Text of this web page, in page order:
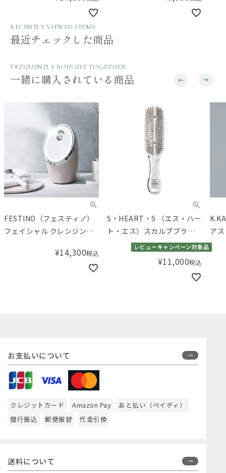
RECENTLY VIEWED ITEMS
最近チェックした商品
FREQUENTLY BOUGHT TOGETHER
一緒に購入されている商品
FESTINO（フェスティノ）
フェイシャル クレンジング
¥14,300税込
S・HEART・S （エス・ハー
ト・エス）スカルプブラシ
レビューキャンペーン対象品
¥11,000税込
ア
お支払いについて
クレジットカード Amazon Pay
あと払い（ペイディ）
銀行振込
郵便振替 代金引換
送料について